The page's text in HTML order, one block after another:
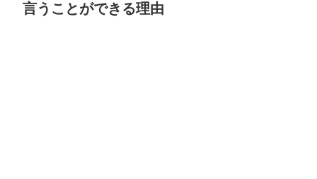
言うことができる理由